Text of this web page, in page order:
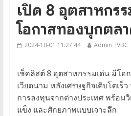
เปิด 8 อุตสาหกร
โอกาสทองบุกตล
2024-10-01 11:27:44 Admin TVBC
เช็คลิสต์ 8 อุตสาหกรรมเด่น มีโอ
เวียดนาม หลังเศรษฐกิจเติบโตเ
การลงทุนจากต่างประเทศ พร้อม
แข็ง และศักยภาพแบบเจาะลึก